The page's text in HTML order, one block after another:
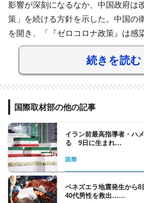
影響が深刻になるなか、中国政府は
策」を続ける方針を示した。中国の
を開き、「『ゼロコロナ政策』は感
続きを読む
国際取材部の他の記事
イラン前最高指導者・ハ
る 9日に生まれ…
国際
ベネズエラ地震発生から
40代男性を救出……